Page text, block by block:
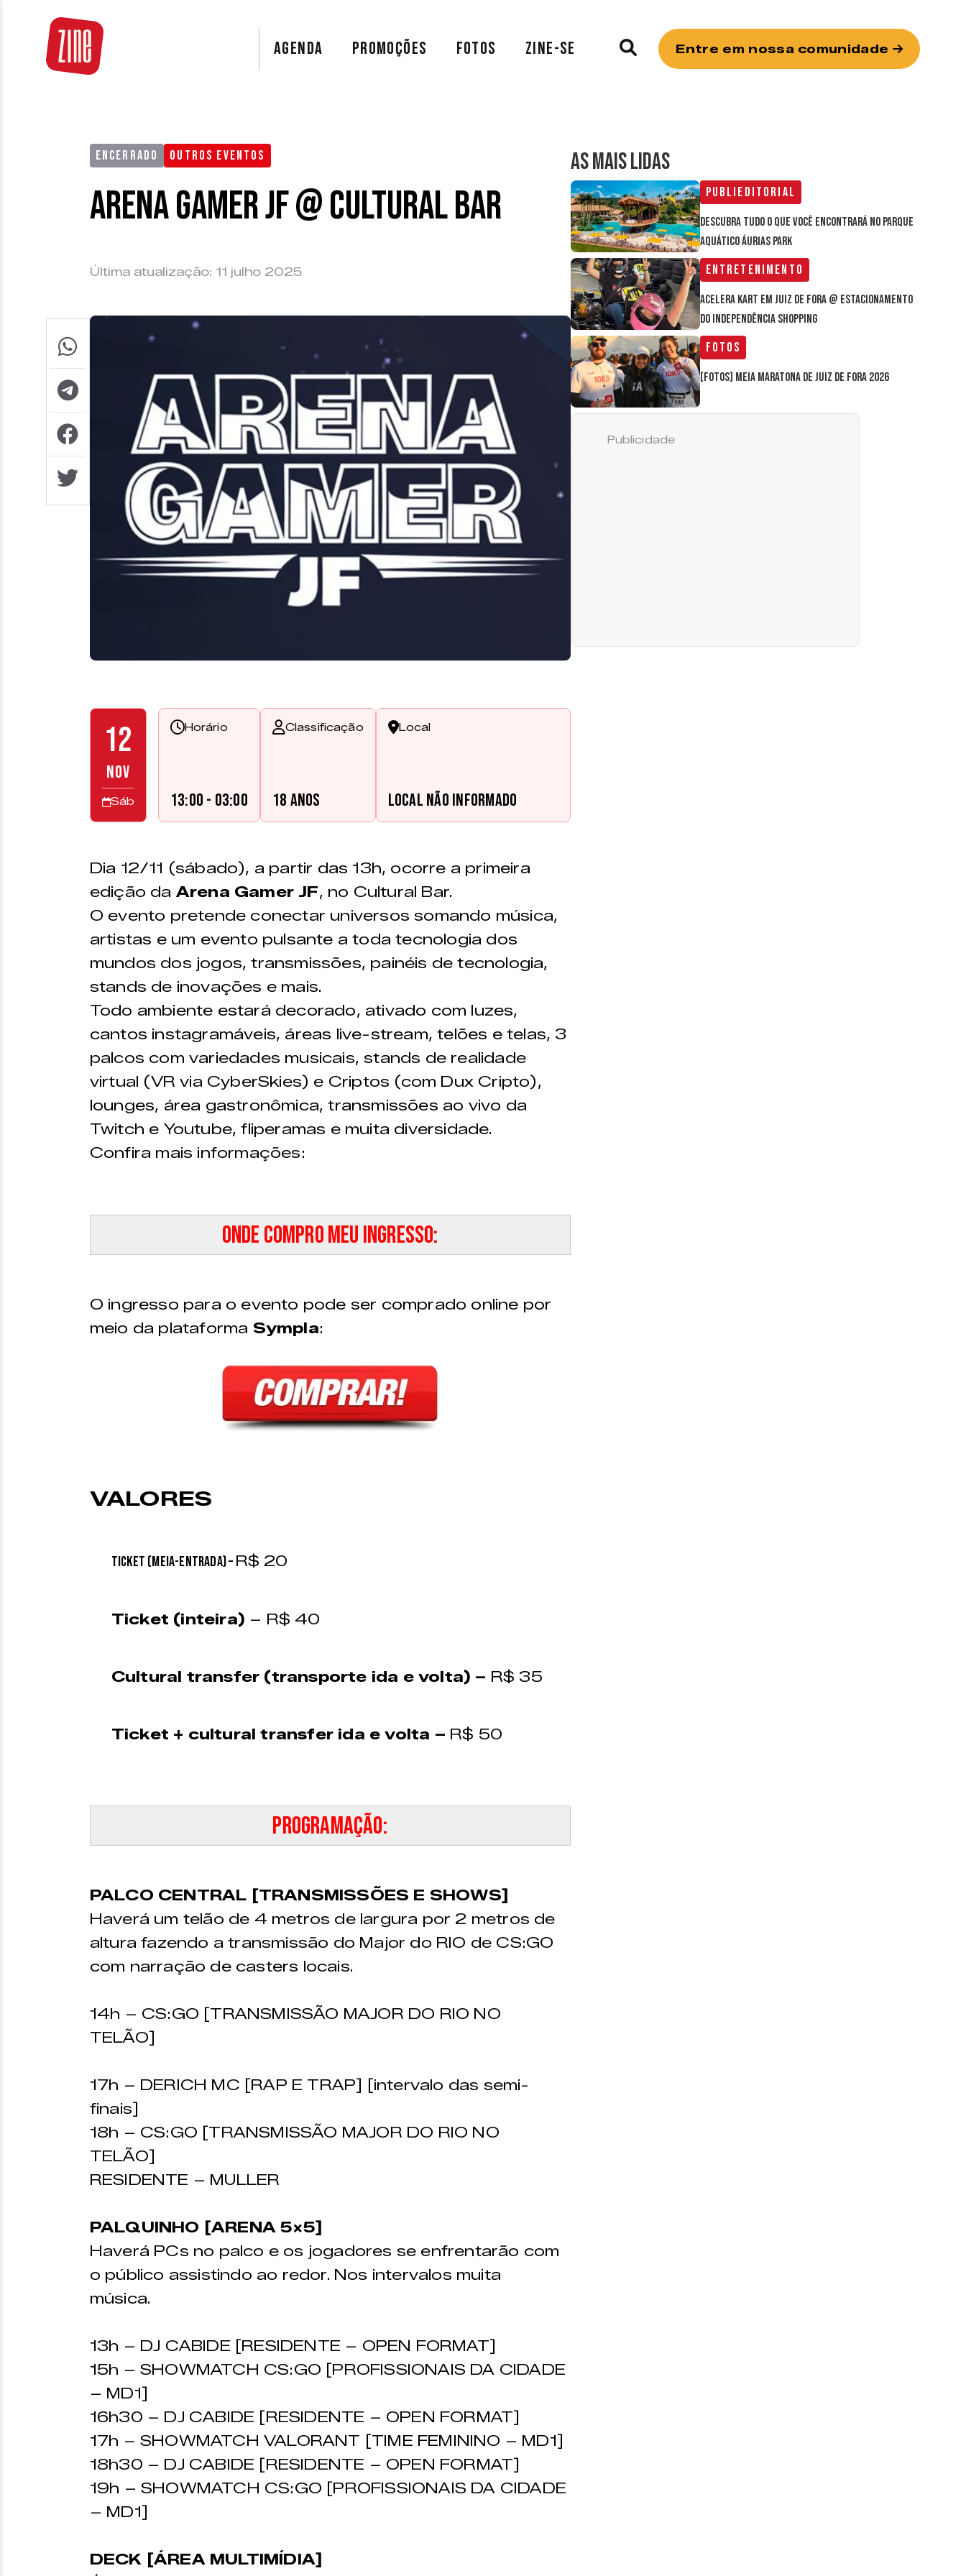
AGENDA PROMOÇÕES FOTOS ZINE-SE Entre em nossa comunidade
ENCERRADO OUTROS EVENTOS
Arena Gamer JF @ Cultural Bar
Última atualização: 11 julho 2025
12
NOV
Sáb
Horário
13:00 - 03:00
Classificação
18 anos
Local
Local não informado
Dia 12/11 (sábado), a partir das 13h, ocorre a primeira
edição da Arena Gamer JF, no Cultural Bar.
O evento pretende conectar universos somando música,
artistas e um evento pulsante a toda tecnologia dos
mundos dos jogos, transmissões, painéis de tecnologia,
stands de inovações e mais.
Todo ambiente estará decorado, ativado com luzes,
cantos instagramáveis, áreas live-stream, telões e telas, 3
palcos com variedades musicais, stands de realidade
virtual (VR via CyberSkies) e Criptos (com Dux Cripto),
lounges, área gastronômica, transmissões ao vivo da
Twitch e Youtube, fliperamas e muita diversidade.
Confira mais informações:
Onde compro meu ingresso:
O ingresso para o evento pode ser comprado online por
meio da plataforma Sympla:
VALORES
Ticket (meia-entrada) – R$ 20
Ticket (inteira) – R$ 40
Cultural transfer (transporte ida e volta) – R$ 35
Ticket + cultural transfer ida e volta – R$ 50
Programação:
PALCO CENTRAL [TRANSMISSÕES E SHOWS]
Haverá um telão de 4 metros de largura por 2 metros de
altura fazendo a transmissão do Major do RIO de CS:GO
com narração de casters locais.
14h – CS:GO [TRANSMISSÃO MAJOR DO RIO NO
TELÃO]
17h – DERICH MC [RAP E TRAP] [intervalo das semi-
finais]
18h – CS:GO [TRANSMISSÃO MAJOR DO RIO NO
TELÃO]
RESIDENTE – MULLER
PALQUINHO [ARENA 5×5]
Haverá PCs no palco e os jogadores se enfrentarão com
o público assistindo ao redor. Nos intervalos muita
música.
13h – DJ CABIDE [RESIDENTE – OPEN FORMAT]
15h – SHOWMATCH CS:GO [PROFISSIONAIS DA CIDADE
– MD1]
16h30 – DJ CABIDE [RESIDENTE – OPEN FORMAT]
17h – SHOWMATCH VALORANT [TIME FEMININO – MD1]
18h30 – DJ CABIDE [RESIDENTE – OPEN FORMAT]
19h – SHOWMATCH CS:GO [PROFISSIONAIS DA CIDADE
– MD1]
DECK [ÁREA MULTIMÍDIA]
AS MAIS LIDAS
Publieditorial
Descubra tudo o que você encontrará no parque
aquático Áurias Park
Entretenimento
Acelera Kart em Juiz de Fora @ estacionamento
do Independência Shopping
Fotos
[FOTOS] Meia Maratona de Juiz de Fora 2026
Publicidade